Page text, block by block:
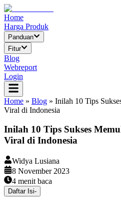
Home
Harga Produk
Panduan
Fitur
Blog
Webreport
Login
Home » Blog » Inilah 10 Tips
Viral di Indonesia
Inilah 10 Tips Sukses
Viral di Indonesia
Widya Lusiana
8 November 2023
4 menit baca
Daftar Isi-